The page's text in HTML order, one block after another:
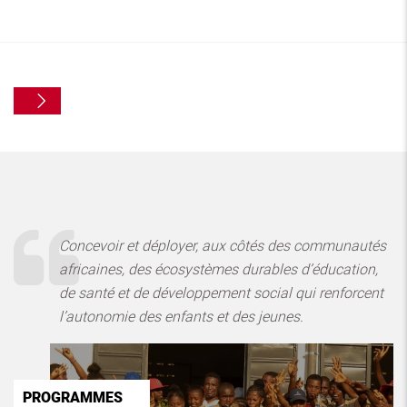
Concevoir et déployer, aux côtés des communautés
africaines, des écosystèmes durables d’éducation,
de santé et de développement social qui renforcent
l’autonomie des enfants et des jeunes.
PROGRAMMES